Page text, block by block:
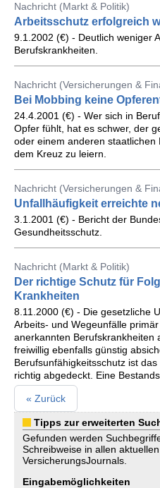
Nachricht (Markt & Politik)
Arbeitsschutz erfolgreich
9.1.2002 (€) - Deutlich weniger
Berufskrankheiten.
Nachricht (Versicherungen &
Bei Mobbing keine
24.4.2001 (€) - Wer sich in
Opfer fühlt, hat es schwer, der
oder einem anderen
dem Kreuz zu leiern.
Nachricht (Versicherungen &
Unfallhäufigkeit erreichte
3.1.2001 (€) - Bericht der
Gesundheitsschutz.
Nachricht (Markt & Politik)
Der richtige Schutz für
Krankheiten
8.11.2000 (€) - Die gesetzliche
Arbeits- und Wegeunfälle
anerkannten Berufskrankheiten
freiwillig ebenfalls günstig
Berufsunfähigkeitsschutz ist
richtig abgedeckt. Eine
« Zurück
Tipps zur erweiterten
Gefunden werden
Schreibweise in allen
VersicherungsJournals.
Eingabemöglichkeiten